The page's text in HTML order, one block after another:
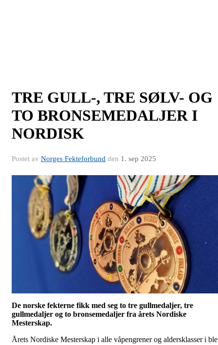
TRE GULL-, TRE SØLV- OG
TO BRONSEMEDALJER I
NORDISK
Postet av Norges Fekteforbund den 1. sep 2025
De norske fekterne fikk med seg to tre gullmedaljer, tre
gullmedaljer og to bronsemedaljer fra årets Nordiske
Mesterskap.
Årets Nordiske Mesterskap i alle våpengrener og aldersklasser i